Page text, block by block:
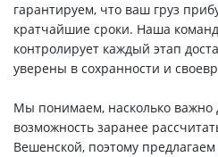
гарантируем, что ваш груз
кратчайшие сроки. Наша
контролирует каждый этап
уверены в сохранности и
Мы понимаем, насколько важно
возможность заранее
Вешенской, поэтому